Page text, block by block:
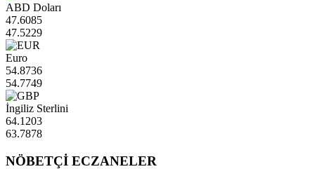
ABD Doları
47.6085
47.5229
Euro
54.8736
54.7749
İngiliz Sterlini
64.1203
63.7878
NÖBETÇİ ECZANELER